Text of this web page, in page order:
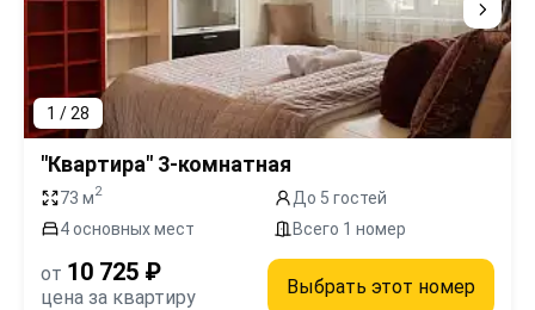
1 / 28
"Квартира" 3-комнатная
73 м2
До 5 гостей
4 основных мест
Всего 1 номер
от 10 725 ₽
цена за квартиру Выбрать этот номер